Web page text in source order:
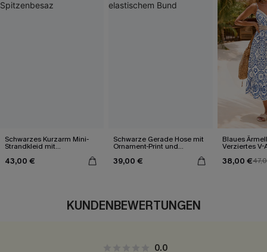
Schwarzes Kurzarm Mini-
Strandkleid mit
43,00 €
Schwarze Gerade Hose mit
Ornament-Print und
39,00 €
Blaues
Verziertes
38,00 €
KUNDENBEWERTUNGEN
0.0